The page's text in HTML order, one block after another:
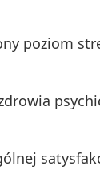
poziom